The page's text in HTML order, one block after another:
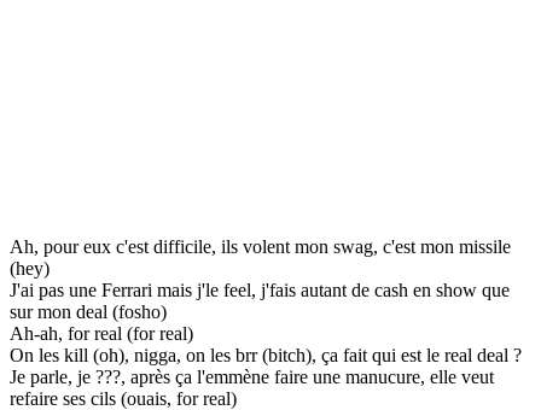
Ah, pour eux c'est difficile, ils volent mon swag, c'est mon missile
(hey)
J'ai pas une Ferrari mais j'le feel, j'fais autant de cash en show que
sur mon deal (fosho)
Ah-ah, for real (for real)
On les kill (oh), nigga, on les brr (bitch), ça fait qui est le real deal ?
Je parle, je ???, après ça l'emmène faire une manucure, elle veut
refaire ses cils (ouais, for real)